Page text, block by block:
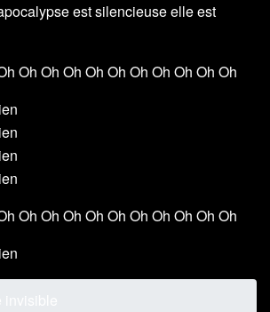
est silencieuse elle est
Oh Oh Oh Oh Oh Oh Oh Oh Oh Oh
Oh Oh Oh Oh Oh Oh Oh Oh Oh Oh